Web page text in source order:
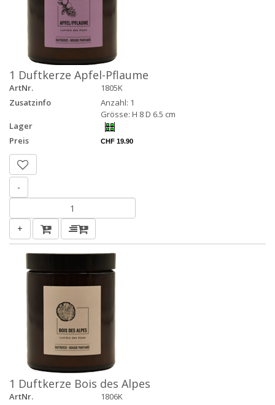
1 Duftkerze Apfel-Pflaume
ArtNr.
1805K
Zusatzinfo
Anzahl: 1
Grösse: H 8 D 6.5 cm
Lager
Preis
CHF 19.90
-
+
1 Duftkerze Bois des Alpes
ArtNr.
1806K